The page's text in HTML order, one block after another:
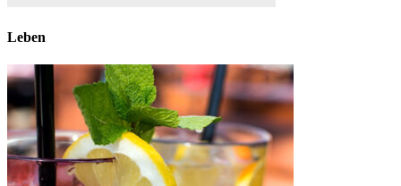
Leben